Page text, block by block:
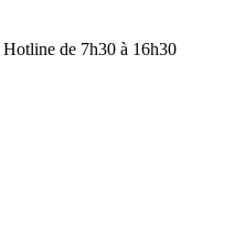
Hotline de 7h30 à 16h30